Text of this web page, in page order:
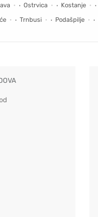
Ostrvica Kostanje
Trnbusi Podašpilje